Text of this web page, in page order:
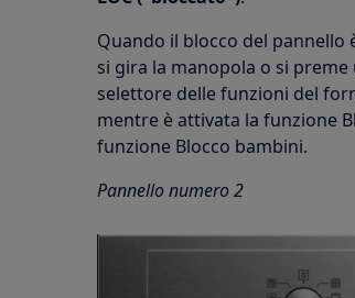
Quando il blocco del pannello
si gira la manopola o si
selettore delle funzioni del
mentre è attivata la funzione
funzione Blocco bambini.
Pannello numero 2